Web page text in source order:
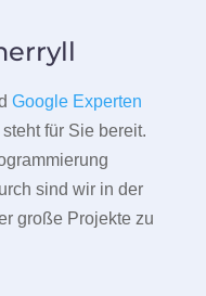
Google Experten
für Sie bereit.
sind wir in der
große Projekte zu